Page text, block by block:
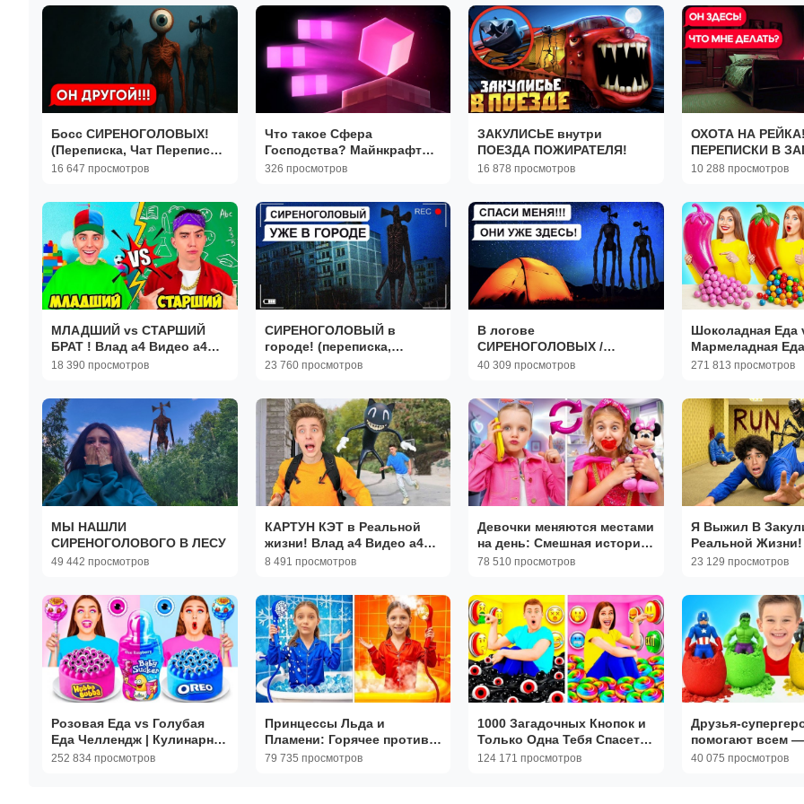
Босс СИРЕНОГОЛОВЫХ!
(Переписка, Чат Переписки,
Личные переписки,
16 647 просмотров
Что такое Сфера
Господства? Майнкрафт
Теория - MrGridlock
326 просмотров
ЗАКУЛИСЬЕ внутри
ПОЕЗДА ПОЖИРАТЕЛЯ!
16 878 просмотров
ОХОТА НА
ПЕРЕПИСКИ В
(чат, личная
10 288 просмотров
МЛАДШИЙ vs СТАРШИЙ
БРАТ ! Влад а4 Видео а4
Влад а4 Бумага Влад а4
18 390 просмотров
СИРЕНОГОЛОВЫЙ в
городе! (переписка,
хоррор, личные переписки,
23 760 просмотров
В логове
СИРЕНОГОЛОВЫХ /
переписка Егора: 1 часть
40 309 просмотров
Шоколадная Еда
Мармеладная
Настоящая Еда 🍓
271 813 просмотров
МЫ НАШЛИ
СИРЕНОГОЛОВОГО В ЛЕСУ
49 442 просмотров
КАРТУН КЭТ в Реальной
жизни! Влад а4 Видео а4
Влад а4 Бумага Влад а4
8 491 просмотров
Девочки меняются местами
на день: Смешная история
Даши и Марии
78 510 просмотров
Я Выжил В
Реальной Жизни!
Близнецы Стокс
23 129 просмотров
Розовая Еда vs Голубая
Еда Челлендж | Кулинарная
Битва с Едой
252 834 просмотров
Принцессы Льда и
Пламени: Горячее против
Холодного - история для
79 735 просмотров
1000 Загадочных Кнопок и
Только Одна Тебя Спасет |
Битвы с Едой
124 171 просмотров
Друзья-
помогают всем —
Полезные
40 075 просмотров